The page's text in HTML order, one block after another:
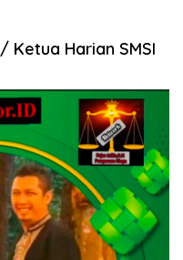
Ketua Harian SMSI